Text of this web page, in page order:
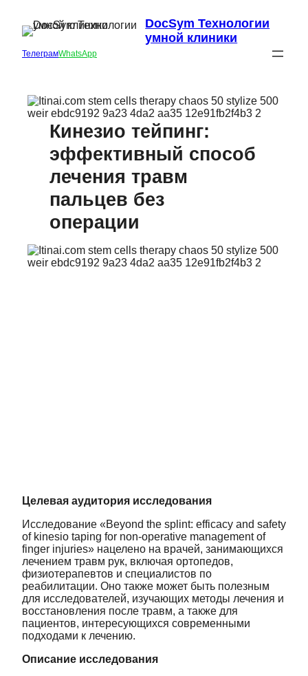
DocSym Технологии
умной клиники
ТелеграмWhatsApp
Кинезио тейпинг:
эффективный способ
лечения травм
пальцев без
операции
Целевая аудитория исследования
Исследование «Beyond the splint: efficacy and safety
of kinesio taping for non-operative management of
finger injuries» нацелено на врачей, занимающихся
лечением травм рук, включая ортопедов,
физиотерапевтов и специалистов по
реабилитации. Оно также может быть полезным
для исследователей, изучающих методы лечения и
восстановления после травм, а также для
пациентов, интересующихся современными
подходами к лечению.
Описание исследования